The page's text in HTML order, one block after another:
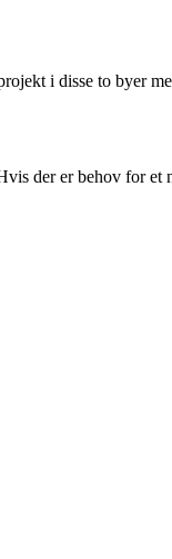
i disse to byer
der er behov for